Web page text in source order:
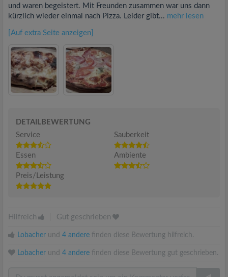
und waren begeistert. Mit Freunden zusammen war uns dann
kürzlich wieder einmal nach Pizza. Leider gibt... mehr lesen
[Auf extra Seite anzeigen]
DETAILBEWERTUNG
Service
Sauberkeit
Essen Ambiente
Preis/Leistung
Hilfreich Gut geschrieben
Lobacher und 4 andere finden diese Bewertung hilfreich.
Lobacher und 4 andere finden diese Bewertung gut geschrieben.